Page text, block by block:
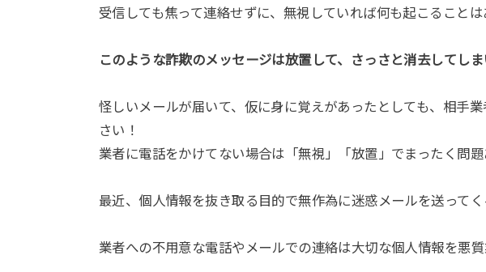
受信しても焦って連絡せずに、無視していれば何も起こることは
このような詐欺のメッセージは放置して、さっさと消去してしま
怪しいメールが届いて、仮に身に覚えがあったとしても、相手
さい！
業者に電話をかけてない場合は「無視」「放置」でまったく問題
最近、個人情報を抜き取る目的で無作為に迷惑メールを送ってく
業者への不用意な電話やメールでの連絡は大切な個人情報を悪